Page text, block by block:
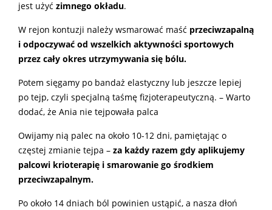
jest użyć zimnego okładu.
W rejon kontuzji należy wsmarować maść przeciwzapalną
i odpoczywać od wszelkich aktywności sportowych
przez cały okres utrzymywania się bólu.
Potem sięgamy po bandaż elastyczny lub jeszcze lepiej
po tejp, czyli specjalną taśmę fizjoterapeutyczną. – Warto
dodać, że Ania nie tejpowała palca
Owijamy nią palec na około 10-12 dni, pamiętając o
częstej zmianie tejpa – za każdy razem gdy aplikujemy
palcowi krioterapię i smarowanie go środkiem
przeciwzapalnym.
Po około 14 dniach ból powinien ustąpić, a nasza dłoń